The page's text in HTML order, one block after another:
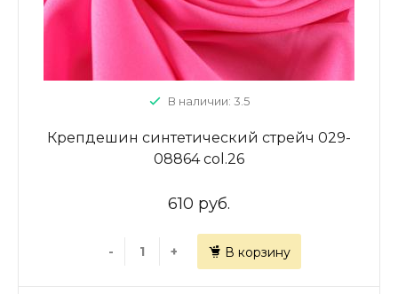
В наличии: 3.5
Крепдешин синтетический стрейч 029-
08864 col.26
610 руб.
- + В корзину